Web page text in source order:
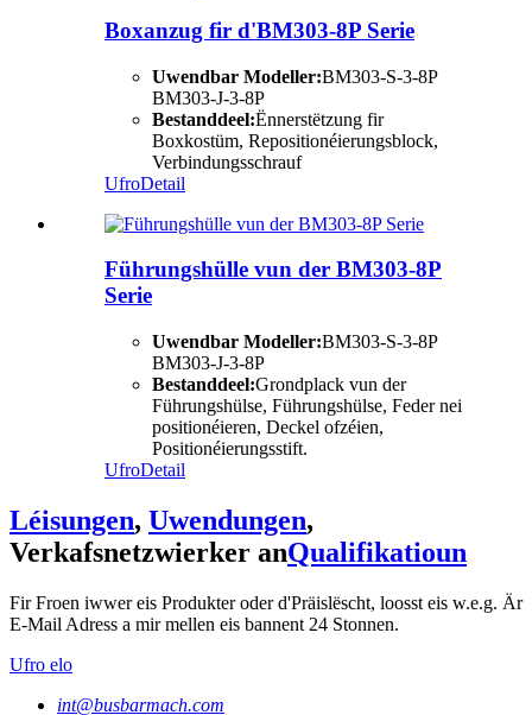
Boxanzug fir d'BM303-8P Serie
Uwendbar Modeller:BM303-S-3-8P
BM303-J-3-8P
Bestanddeel:Ënnerstëtzung fir
Boxkostüm, Repositionéierungsblock,
Verbindungsschrauf
UfroDetail
Führungshülle vun der BM303-8P
Serie
Uwendbar Modeller:BM303-S-3-8P
BM303-J-3-8P
Bestanddeel:Grondplack vun der
Führungshülse, Führungshülse, Feder nei
positionéieren, Deckel ofzéien,
Positionéierungsstift.
UfroDetail
Léisungen, Uwendungen,
Verkafsnetzwierker anQualifikatioun
Fir Froen iwwer eis Produkter oder d'Präislëscht, loosst eis w.e.g. Är
E-Mail Adress a mir mellen eis bannent 24 Stonnen.
Ufro elo
int@busbarmach.com